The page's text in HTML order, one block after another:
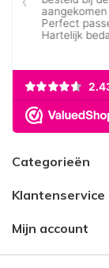
Categorieën
Klantenservice
Mijn account